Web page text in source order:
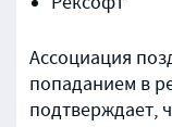
Ассоциация
попаданием в
подтверждает,